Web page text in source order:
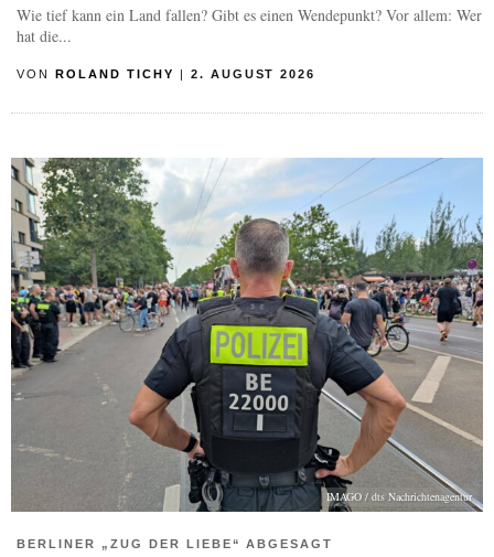
Wie tief kann ein Land fallen? Gibt es einen Wendepunkt? Vor allem: Wer
hat die...
VON ROLAND TICHY | 2. AUGUST 2026
IMAGO / dts Nachrichtenagentur
BERLINER „ZUG DER LIEBE“ ABGESAGT